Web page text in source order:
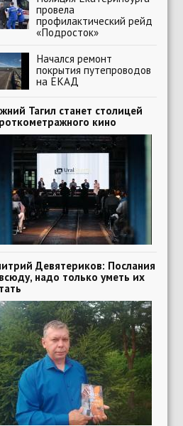
провела
профилактический рейд
«Подросток»
Начался ремонт
покрытия путепроводов
на ЕКАД
Тагил станет столицей
кино
Девятериков: Послания
надо только уметь их